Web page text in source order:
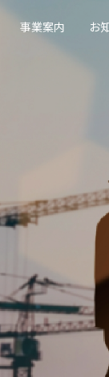
事業案内 お